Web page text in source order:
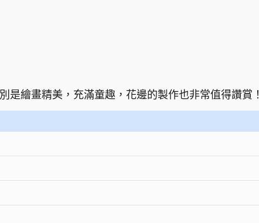
是繪畫精美，充滿童趣，花邊的製作也非常值得讚賞！